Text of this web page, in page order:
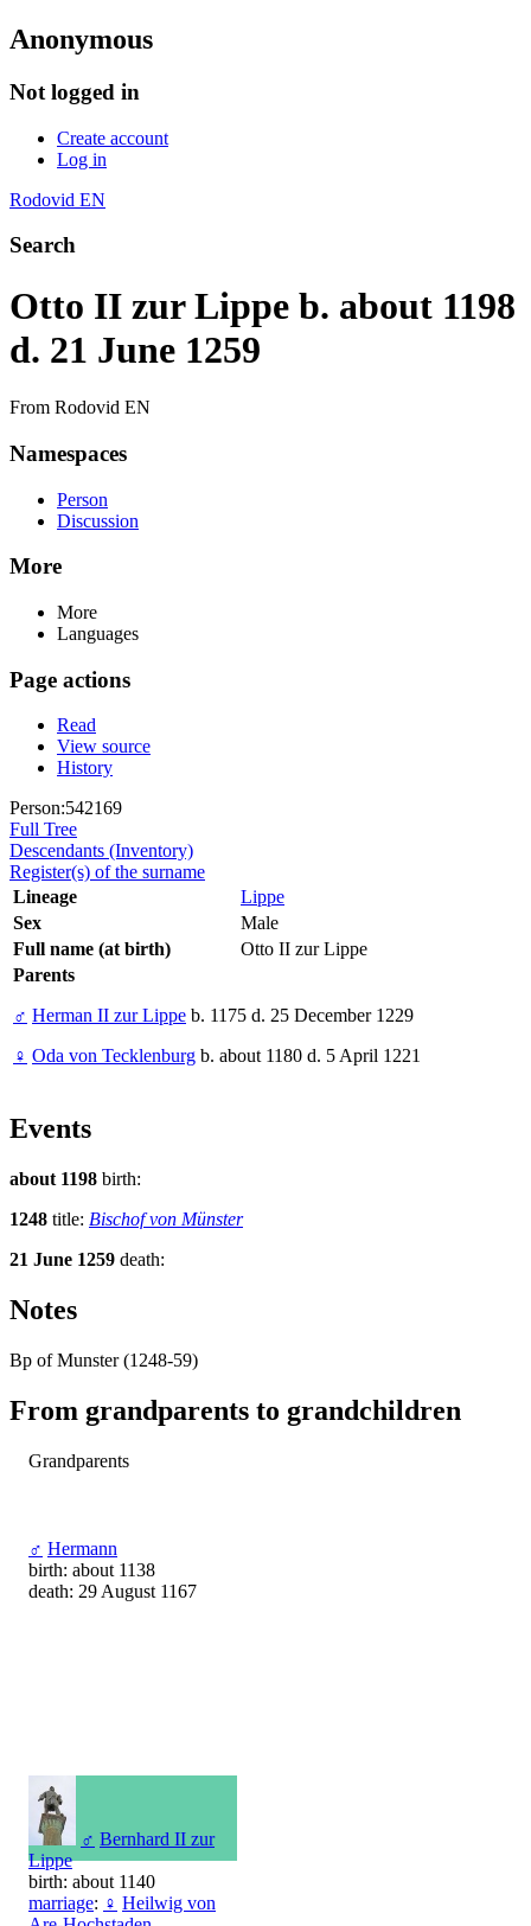
Anonymous
Not logged in
Create account
Log in
Rodovid EN
Search
Otto II zur Lippe b. about 1198
d. 21 June 1259
From Rodovid EN
Namespaces
Person
Discussion
More
More
Languages
Page actions
Read
View source
History
Person:542169
Full Tree
Descendants (Inventory)
Register(s) of the surname
Lineage
Lippe
Sex
Male
Full name (at birth)
Otto II zur Lippe
Parents
♂ Herman II zur Lippe b. 1175 d. 25 December 1229
♀ Oda von Tecklenburg b. about 1180 d. 5 April 1221
Events
about 1198 birth:
1248 title: Bischof von Münster
21 June 1259 death:
Notes
Bp of Munster (1248-59)
From grandparents to grandchildren
Grandparents
♂ Hermann
birth: about 1138
death: 29 August 1167
♂ Bernhard II zur
Lippe
birth: about 1140
marriage: ♀ Heilwig von